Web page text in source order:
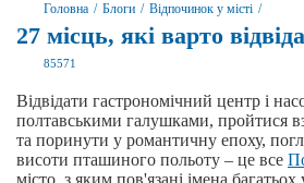
Головна / Блоги / Відпочинок у місті /
27 місць, які варто
85571
Відвідати гастрономічний центр і
полтавськими галушками, пройтися
та поринути у романтичну епоху,
висоти пташиного польоту – це все
місто, з яким пов'язані імена багатьох